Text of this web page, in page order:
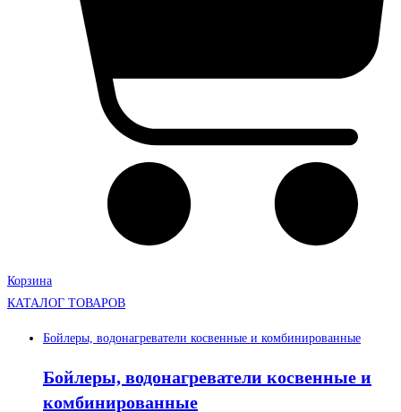
Корзина
КАТАЛОГ ТОВАРОВ
Бойлеры, водонагреватели косвенные и комбинированные
Бойлеры, водонагреватели косвенные и
комбинированные